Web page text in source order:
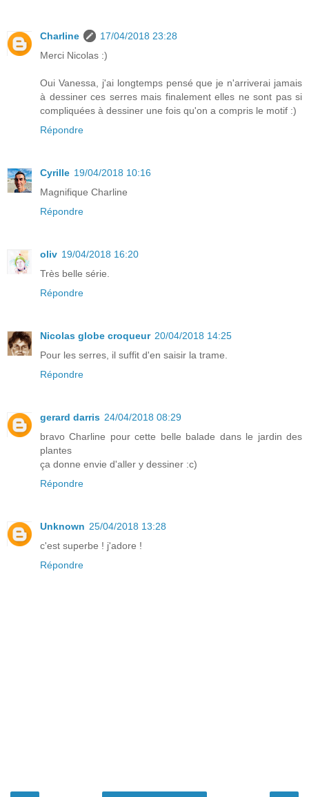
Charline
17/04/2018 23:28
Merci Nicolas :)
Oui Vanessa, j'ai longtemps pensé que je n'arriverai jamais
à dessiner ces serres mais finalement elles ne sont pas si
compliquées à dessiner une fois qu'on a compris le motif :)
Répondre
Cyrille 19/04/2018 10:16
Magnifique Charline
Répondre
oliv 19/04/2018 16:20
Très belle série.
Répondre
Nicolas globe croqueur 20/04/2018 14:25
Pour les serres, il suffit d'en saisir la trame.
Répondre
gerard darris 24/04/2018 08:29
bravo Charline pour cette belle balade dans le jardin des
plantes
ça donne envie d'aller y dessiner :c)
Répondre
Unknown 25/04/2018 13:28
c'est superbe ! j'adore !
Répondre